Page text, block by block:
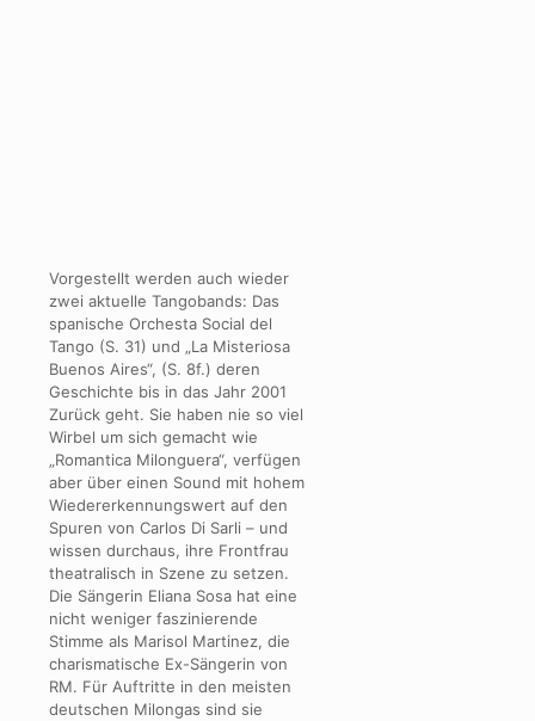
Vorgestellt werden auch wieder
zwei aktuelle Tangobands: Das
spanische Orchesta Social del
Tango (S. 31) und „La Misteriosa
Buenos Aires“, (S. 8f.) deren
Geschichte bis in das Jahr 2001
Zurück geht. Sie haben nie so viel
Wirbel um sich gemacht wie
„Romantica Milonguera“, verfügen
aber über einen Sound mit hohem
Wiedererkennungswert auf den
Spuren von Carlos Di Sarli – und
wissen durchaus, ihre Frontfrau
theatralisch in Szene zu setzen.
Die Sängerin Eliana Sosa hat eine
nicht weniger faszinierende
Stimme als Marisol Martinez, die
charismatische Ex-Sängerin von
RM. Für Auftritte in den meisten
deutschen Milongas sind sie